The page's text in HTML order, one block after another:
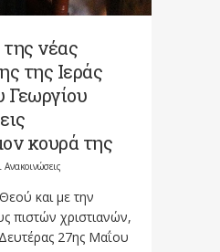
νέας
της Ιεράς
Γεωργίου
κουρά της
Ανακοινώσεις
και με την
πιστών χριστιανών,
27ης Μαΐου